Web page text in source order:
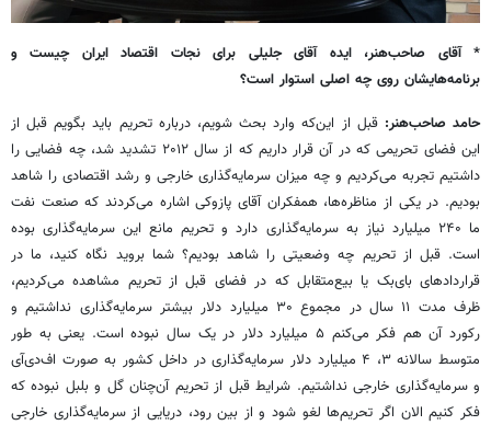
* آقای صاحب‌هنر، ایده آقای جلیلی برای نجات اقتصاد ایران چیست و
برنامه‌هایشان روی چه اصلی استوار است؟
حامد صاحب‌هنر:قبل از این‌که وارد بحث شویم، درباره تحریم باید بگویم قبل از
این فضای تحریمی که در آن قرار داریم که از سال ۲۰۱۲ تشدید شد، چه فضایی را
داشتیم تجربه می‌کردیم و چه میزان سرمایه‌گذاری خارجی و رشد اقتصادی را شاهد
بودیم. در یکی از مناظره‌ها، همفکران آقای پازوکی اشاره می‌کردند که صنعت نفت
ما ۲۴۰ میلیارد نیاز به سرمایه‌گذاری دارد و تحریم مانع این سرمایه‌گذاری بوده
است. قبل از تحریم چه وضعیتی را شاهد بودیم؟ شما بروید نگاه کنید، ما در
قراردادهای بای‌بک یا بیع‌متقابل که در فضای قبل از تحریم مشاهده می‌کردیم،
ظرف مدت ۱۱ سال در مجموع ۳۰ میلیارد دلار بیشتر سرمایه‌گذاری نداشتیم و
رکورد آن هم فکر می‌کنم ۵ میلیارد دلار در یک سال نبوده است. یعنی به طور
متوسط سالانه ۳، ۴ میلیارد دلار سرمایه‌گذاری در داخل کشور به صورت اف‌دی‌آی
و سرمایه‌گذاری خارجی نداشتیم. شرایط قبل از تحریم آن‌چنان گل و بلبل نبوده که
فکر کنیم الان اگر تحریم‌ها لغو شود و از بین رود، دریایی از سرمایه‌گذاری خارجی